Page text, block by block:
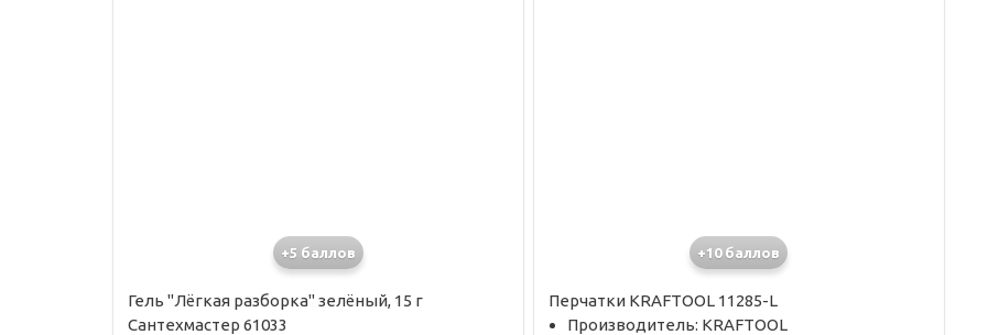
+5 баллов
Гель "Лёгкая разборка" зелёный, 15 г
Сантехмастер 61033
+10 баллов
Перчатки KRAFTOOL 11285-L
Производитель: KRAFTOOL